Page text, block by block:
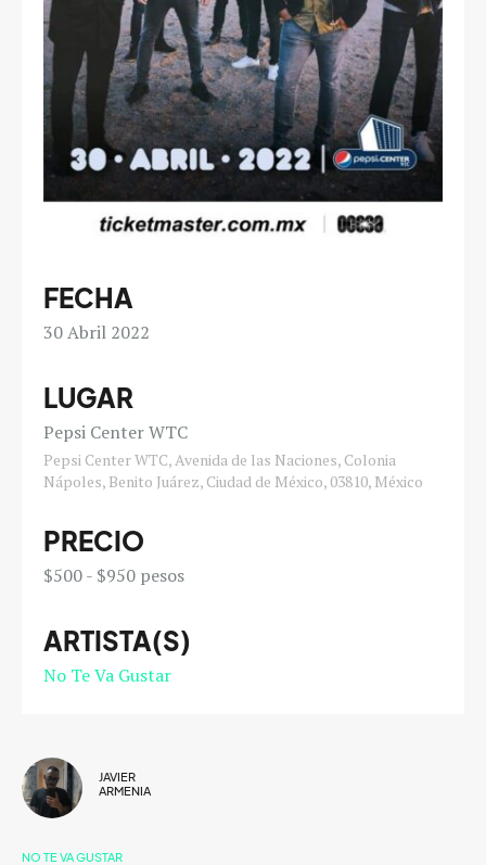
FECHA
30Abril 2022
LUGAR
Pepsi Center WTC
Pepsi Center WTC, Avenida de las Naciones, Colonia
Nápoles, Benito Juárez, Ciudad de México, 03810, México
PRECIO
$500 - $950 pesos
ARTISTA(S)
No Te Va Gustar
JAVIER
ARMENIA
NO TE VA GUSTAR